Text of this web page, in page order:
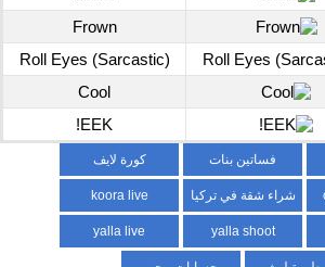
Frown
Roll Eyes (Sarcastic)
Cool
EEK!
فساتين بنات كورة لايف
شراء شقة في تركيا koora live
yalla shoot
yalla live